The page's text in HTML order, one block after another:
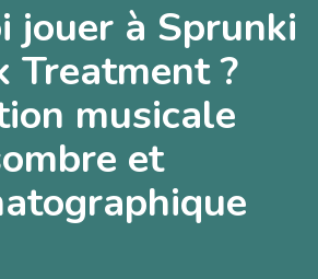
jouer à Sprunki
Treatment ?
musicale
et